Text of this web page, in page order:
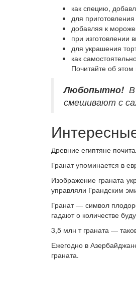
как специю,
для
добавляя к
при изготовлении
для украшения
как
Почитайте об этом
Любопытно!В
смешивают с
Древние египтяне
Гранат упоминается в
Изображение граната
управляли Грандским
Гранат — символ
гадают о количестве
3,5 млн т граната —
Ежегодно в
граната.